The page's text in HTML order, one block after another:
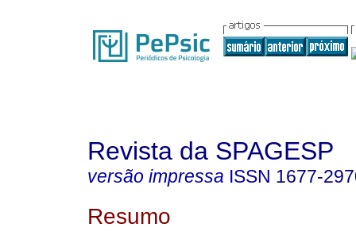
Revista da SPAGESP
versão impressa ISSN 1677-
Resumo